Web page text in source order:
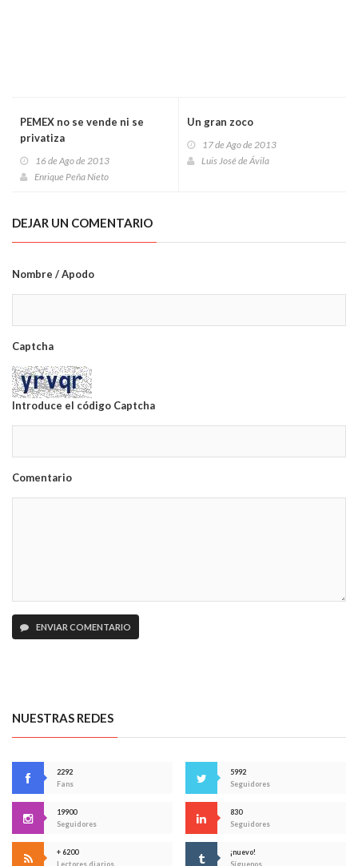
PEMEX no se vende ni se
privatiza
16 de Ago de 2013
Enrique Peña Nieto
Un gran zoco
17 de Ago de 2013
Luis José de Ávila
DEJAR UN COMENTARIO
Nombre / Apodo
Captcha
Introduce el código Captcha
Comentario
ENVIAR COMENTARIO
NUESTRAS REDES
2292
Fans
5992
Seguidores
19900
Seguidores
830
Seguidores
+ 6200
Lectores diarios
¡nuevo!
Síguenos